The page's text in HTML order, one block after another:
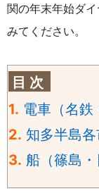
関の年末年始ダイ
みてください。
目 次
1. 電車（名鉄
2. 知多半島
3. 船（篠島・